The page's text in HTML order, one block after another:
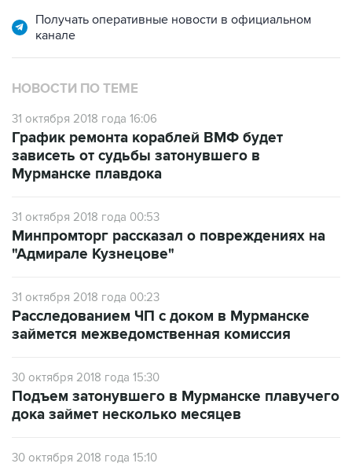
Получать оперативные новости в официальном
канале
НОВОСТИ ПО ТЕМЕ
31 октября 2018 года 16:06
График ремонта кораблей ВМФ будет
зависеть от судьбы затонувшего в
Мурманске плавдока
31 октября 2018 года 00:53
Минпромторг рассказал о повреждениях на
"Адмирале Кузнецове"
31 октября 2018 года 00:23
Расследованием ЧП с доком в Мурманске
займется межведомственная комиссия
30 октября 2018 года 15:30
Подъем затонувшего в Мурманске плавучего
дока займет несколько месяцев
30 октября 2018 года 15:10